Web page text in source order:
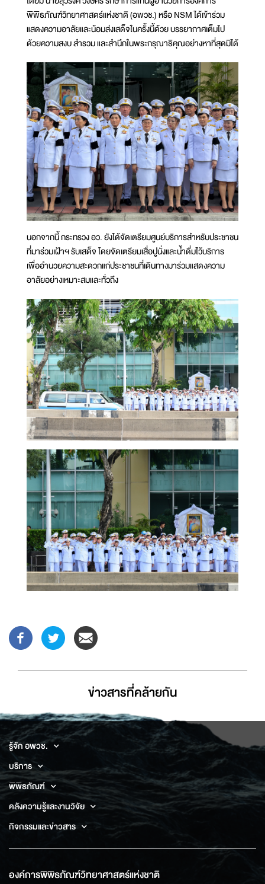
พิพิธภัณฑ์วิทยาศาสตร์แห่งชาติ (อพวช.) หรือ NSM ได้เข้าร่วม
แสดงความอาลัยและน้อมส่งเสด็จในครั้งนี้ด้วย บรรยากาศเต็มไป
ด้วยความสงบ สำรวม และสำนึกในพระกรุณาธิคุณอย่างหาที่สุดมิได้
นอกจากนี้ กระทรวง อว. ยังได้จัดเตรียมศูนย์บริการสำหรับประชาชน
ที่มาร่วมเฝ้าฯ รับเสด็จ โดยจัดเตรียมเสื่อปูนั่งและน้ำดื่มไว้บริการ
เพื่ออำนวยความสะดวกแก่ประชาชนที่เดินทางมาร่วมแสดงความ
อาลัยอย่างเหมาะสมและทั่วถึง
ข่าวสารที่่คล้ายกัน
รู้จัก อพวช.
บริการ
พิพิธภัณฑ์
คลังความรู้และงานวิจัย
กิจกรรมและข่าวสาร
องค์การพิพิธภัณฑ์วิทยาศาสตร์แห่งชาติ